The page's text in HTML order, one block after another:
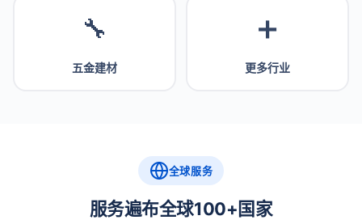
🔧
五金建材
➕
更多行业
全球服务
服务遍布全球100+国家